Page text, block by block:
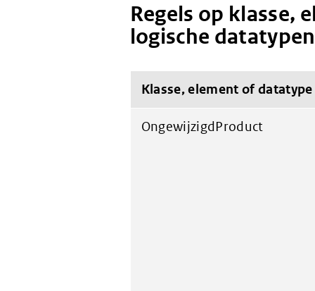
Regels op klasse,
logische datatypen
Klasse, element of datatype
OngewijzigdProduct